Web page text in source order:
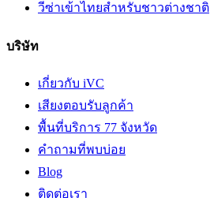
วีซ่าเข้าไทยสำหรับชาวต่างชาติ
บริษัท
เกี่ยวกับ iVC
เสียงตอบรับลูกค้า
พื้นที่บริการ 77 จังหวัด
คำถามที่พบบ่อย
Blog
ติดต่อเรา